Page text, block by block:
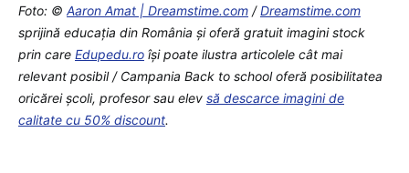
Foto: © Aaron Amat | Dreamstime.com /Dreamstime.com
sprijină educaţia din România şi oferă gratuit imagini stock
prin care Edupedu.ro îşi poate ilustra articolele cât mai
relevant posibil / Campania Back to school oferă posibilitatea
oricărei școli, profesor sau elev să descarce imagini de
calitate cu 50% discount.